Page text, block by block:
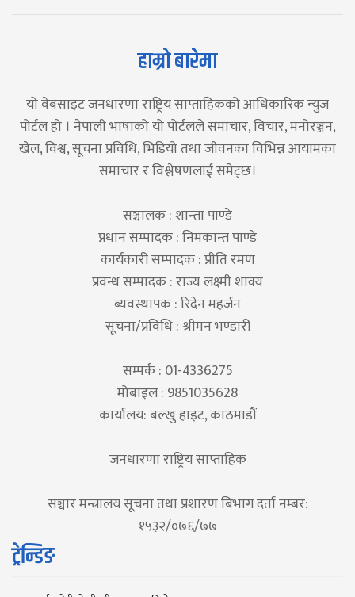
हाम्रो बारेमा
यो वेबसाइट जनधारणा राष्ट्रिय साप्ताहिकको आधिकारिक न्युज
पोर्टल हो । नेपाली भाषाको यो पोर्टलले समाचार, विचार, मनोरञ्जन,
खेल, विश्व, सूचना प्रविधि, भिडियो तथा जीवनका विभिन्न आयामका
समाचार र विश्लेषणलाई समेट्छ।
सञ्चालक : शान्ता पाण्डे
प्रधान सम्पादक : निमकान्त पाण्डे
कार्यकारी सम्पादक : प्रीति रमण
प्रवन्ध सम्पादक : राज्य लक्ष्मी शाक्य
ब्यवस्थापक : रिदेन महर्जन
सूचना/प्रविधि : श्रीमन भण्डारी
सम्पर्क : 01-4336275
मोबाइल : 9851035628
कार्यालय: बल्खु हाइट, काठमाडौं
जनधारणा राष्ट्रिय साप्ताहिक
सञ्चार मन्त्रालय सूचना तथा प्रशारण बिभाग दर्ता नम्बर:
१५३२/०७६/७७
ट्रेन्डिङ